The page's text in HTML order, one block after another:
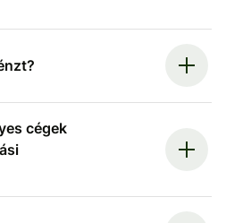
cégek